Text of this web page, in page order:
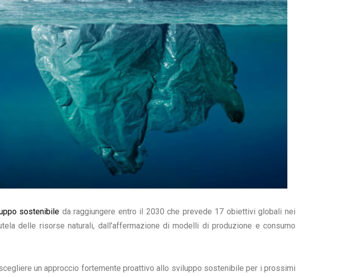
sostenibile da raggiungere entro il 2030 che prevede 17 obiettivi globali nei
delle risorse naturali, dall’affermazione di modelli di produzione e consumo
un approccio fortemente proattivo allo sviluppo sostenibile per i prossimi